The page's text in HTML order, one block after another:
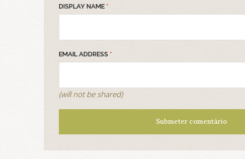
DISPLAY NAME *
EMAIL ADDRESS *
(will not be shared)